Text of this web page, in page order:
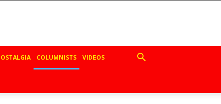
COLUMNISTS VIDEOS